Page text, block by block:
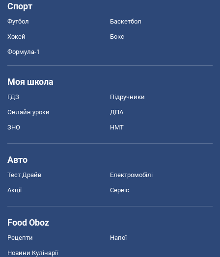
Спорт
Футбол Баскетбол
Хокей Бокс
Формула-1
Моя школа
ГДЗ Підручники
Онлайн уроки ДПА
ЗНО НМТ
Авто
Тест Драйв Електромобілі
Акції Сервіс
Food Oboz
Рецепти Напої
Новини Кулінарії